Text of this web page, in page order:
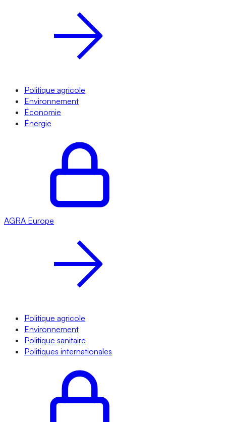
Politique agricole
Environnement
Économie
Énergie
AGRA Europe
Politique agricole
Environnement
Politique sanitaire
Politiques internationales